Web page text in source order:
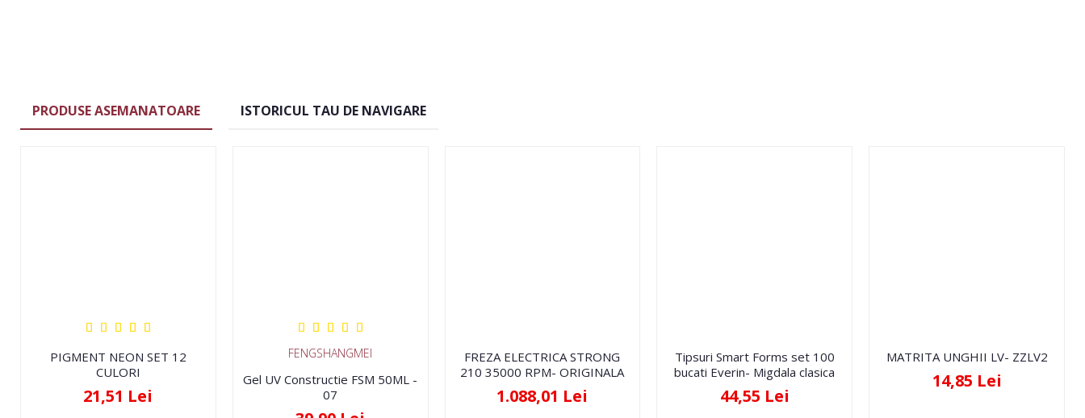
PRODUSE ASEMANATOARE ISTORICUL TAU DE NAVIGARE
PIGMENT NEON SET 12
CULORI
21,51 Lei
FENGSHANGMEI
Gel UV Constructie FSM 50ML -
07
FREZA ELECTRICA STRONG
210 35000 RPM- ORIGINALA
1.088,01 Lei
Tipsuri Smart Forms set 100
bucati Everin- Migdala clasica
44,55 Lei
MATRITA UNGHII LV- ZZLV2
14,85 Lei